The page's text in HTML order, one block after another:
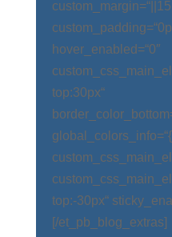
hover_enabled=“0″
top:30px“
top:-30px“
[/et_pb_blog_extras]